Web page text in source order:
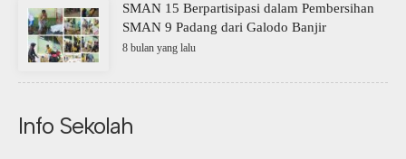
SMAN 15 Berpartisipasi dalam Pembersihan
SMAN 9 Padang dari Galodo Banjir
8 bulan yang lalu
Info Sekolah